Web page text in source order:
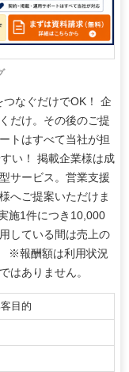
なぐだけでOK！ 企
だけ。その後のご提
トはすべて当社が担
い！ 掲載企業様は成
サービス。営業支援
へご提案いただけま
施1件につき10,000
している間は売上の
※報酬額は利用状況
はありません。
目的